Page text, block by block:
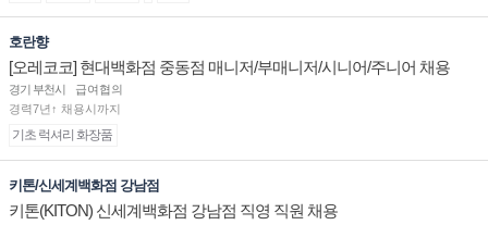
호란향
[오레코코] 현대백화점 중동점 매니저/부매니저/시니어/주니어 채용
경기 부천시
급여협의
경력7년↑ 채용시까지
기초 럭셔리 화장품
키톤/신세계백화점 강남점
키톤(KITON) 신세계백화점 강남점 직영 직원 채용